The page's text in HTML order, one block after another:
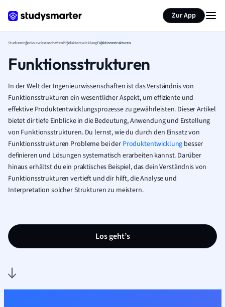
Zur App
StudiumIngenieurwissenschaftenProduktentwicklungFunktionsstrukturen
Funktionsstrukturen
In der Welt der Ingenieurwissenschaften ist das Verständnis von
Funktionsstrukturen ein wesentlicher Aspekt, um effiziente und
effektive Produktentwicklungsprozesse zu gewährleisten. Dieser Artikel
bietet dir tiefe Einblicke in die Bedeutung, Anwendung und Erstellung
von Funktionsstrukturen. Du lernst, wie du durch den Einsatz von
Funktionsstrukturen Probleme bei der Produktentwicklung besser
definieren und Lösungen systematisch erarbeiten kannst. Darüber
hinaus erhältst du ein praktisches Beispiel, das dein Verständnis von
Funktionsstrukturen vertieft und dir hilft, die Analyse und
Interpretation solcher Strukturen zu meistern.
Los geht’s